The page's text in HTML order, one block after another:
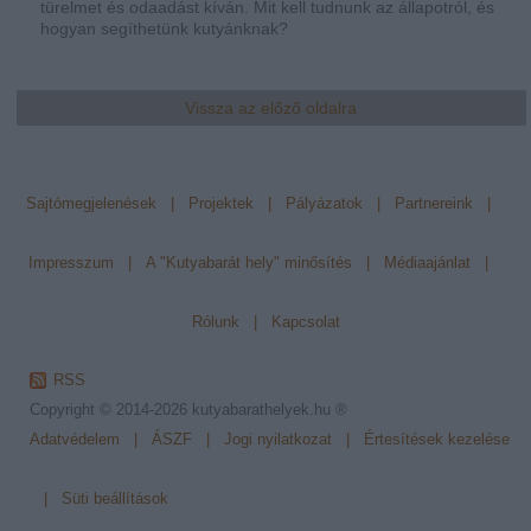
türelmet és odaadást kíván. Mit kell tudnunk az állapotról, és
hogyan segíthetünk kutyánknak?
Vissza az előző oldalra
Sajtómegjelenések | Projektek | Pályázatok | Partnereink |
Impresszum | A "Kutyabarát hely" minősítés | Médiaajánlat |
Rólunk | Kapcsolat
RSS
Copyright © 2014-2026 kutyabarathelyek.hu ®
Adatvédelem | ÁSZF | Jogi nyilatkozat | Értesítések kezelése
| Süti beállítások